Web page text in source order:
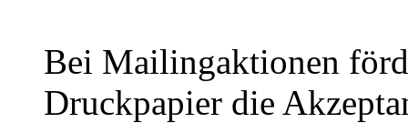
Bei Mailingaktionen
Druckpapier die